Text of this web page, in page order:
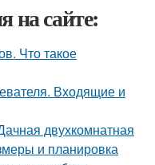
на сайте:
Что такое
Входящие и
двухкомнатная
и планировка